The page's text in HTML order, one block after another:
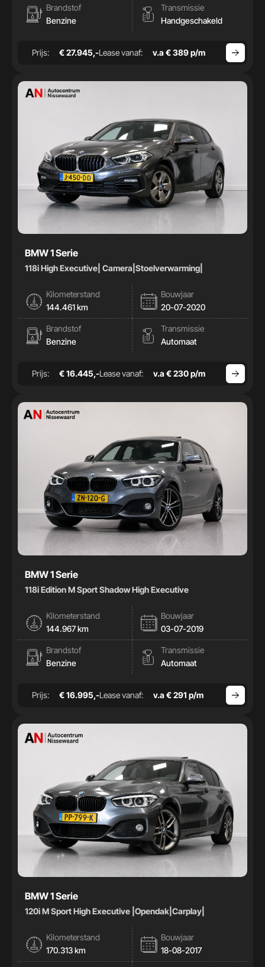
Brandstof
Benzine
Transmissie
Handgeschakeld
Prijs: € 27.945,-Lease vanaf: v.a € 389 p/m
BMW 1 Serie
118i High Executive| Camera|Stoelverwarming|
Kilometerstand
144.461 km
Bouwjaar
20-07-2020
Brandstof
Benzine
Transmissie
Automaat
Prijs: € 16.445,-Lease vanaf: v.a € 230 p/m
BMW 1 Serie
118i Edition M Sport Shadow High Executive
Kilometerstand
144.967 km
Bouwjaar
03-07-2019
Brandstof
Benzine
Transmissie
Automaat
Prijs: € 16.995,-Lease vanaf: v.a € 291 p/m
BMW 1 Serie
120i M Sport High Executive |Opendak|Carplay|
Kilometerstand
170.313 km
Bouwjaar
18-08-2017